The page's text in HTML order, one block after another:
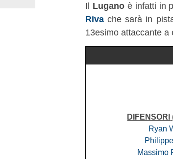
Il Luganoè infatti in
Riva che sarà in
13esimo attaccante a
DIFENSORI
Ryan
Massimo